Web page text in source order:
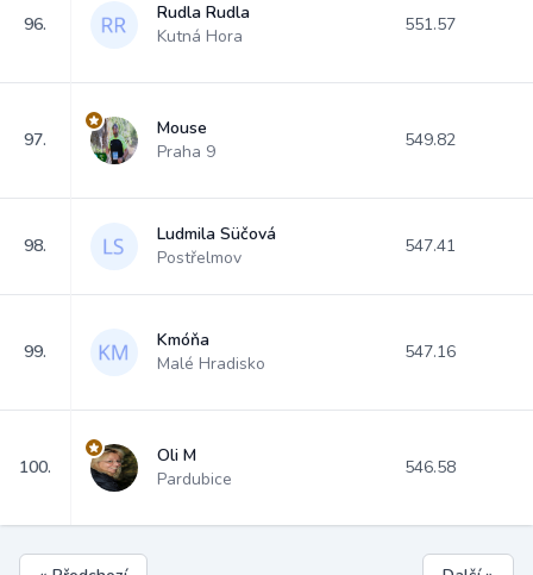
96.
Rudla Rudla
Kutná Hora
551.57
97.
Mouse
Praha 9
549.82
98.
Ludmila Süčová
Postřelmov
547.41
99.
Kmóňa
Malé Hradisko
547.16
100.
Oli M
Pardubice
546.58